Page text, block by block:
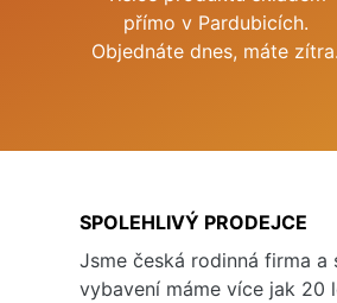
přímo v Pardubicích.
Objednáte dnes, máte zítra.
SPOLEHLIVÝ PRODEJCE
Jsme česká rodinná firma a
vybavení máme více jak 20